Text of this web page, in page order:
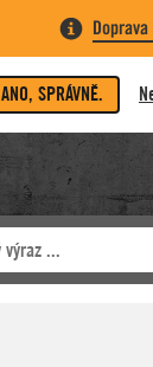
ANO, SPRÁVNĚ.